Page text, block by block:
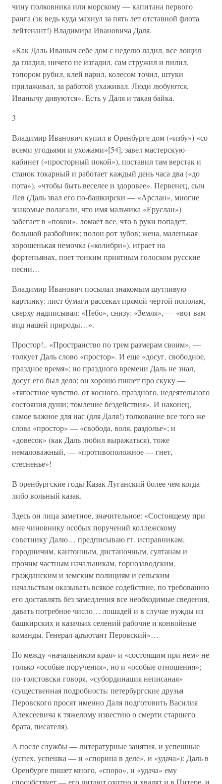
чину полковника или морскому — капитана первого
ранга (эк ведь куда махнул за пять лет отставной флота
лейтенант!) Владимира Ивановича Даля.
«Как Даль Иваныч себе дом с неделю ладил, все лощил
да гладил, ничего не изгадил, сам стружил и пилил,
топором рубил, клей варил, колесом точил, штуки
прилаживал, за работой ухаживал. Люди любуются,
Иванычу дивуются». Есть у Даля и такая байка.
3
Владимир Иванович купил в Оренбурге дом («избу») «со
всеми угодьями и ухожами»[54], завел мастерскую-
кабинет («просторный покой»), поставил там верстак и
станок токарный и работает каждый день часа два («до
пота»), «чтобы быть веселее и здоровее». Первенец, сын
Лев (Даль звал его по-башкирски — «Арслан», многие
знакомые полагали, что имя мальчика «Еруслан»)
забегает в «покои», ломает все, что в руки попадет;
большой разбойник; полон рот зубов; жена, маленькая
хорошенькая немочка («колибри»), играет на
фортепьянах, поет тонким приятным голоском русские
песни…
Владимир Иванович посылал знакомым шутливую
картинку: лист бумаги рассекал прямой чертой пополам,
сверху надписывал: «Небо», снизу: «Земля», — «вот вам
вид нашей природы…».
Простор!.. «Пространство по трем размерам своим», —
толкует Даль слово «простор». И еще «досуг, свободное,
праздное время»; но праздного времени Даль не знал,
досуг его был дело; он хорошо пишет про скуку —
«тягостное чувство, от косного, праздного, недеятельного
состояния души; томление бездействия». И наконец,
самое важное для нас (для Даля!) толкование все того же
слова «простор» — «свобода, воля, раздолье»; и
«довесок» (как Даль любил выражаться), тоже
немаловажный, — «противоположное — гнет,
стесненье»!
В оренбургские годы Казак Луганский более чем когда-
либо вольный казак.
Здесь он лица заметное, значительное: «Состоящему при
мне чиновнику особых поручений коллежскому
советнику Далю… предписываю гг. исправникам,
городничим, кантонным, дистаночным, султанам и
прочим частным начальникам, горнозаводским,
гражданским и земским полициям и сельским
начальствам оказывать всякое содействие, по требованию
его доставлять без замедления все необходимые сведения,
давать потребное число… лошадей и в случае нужды из
башкирских и казачьих селений рабочие и конвойные
команды. Генерал-адъютант Перовский»…
Но между «начальником края» и «состоящим при нем» не
только «особые поручения», но и «особые отношения»;
по-толстовски говоря, «субординация неписаная»
(существенная подробность: петербургские друзья
Перовского просят именно Даля подготовить Василия
Алексеевича к тяжелому известию о смерти старшего
брата, писателя).
А после службы — литературные занятия, и успешные
(успех, успешка — и «спорина в деле», и «удача»): Даль в
Оренбурге пишет много, «споро», и «удача» ему
способствует — его читают охотно и хвалят и в Питере, и